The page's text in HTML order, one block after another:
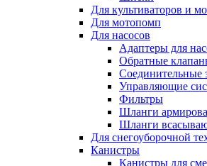
Для культиваторов и
Для мотопомп
Для насосов
Адаптеры для
Обратные
Соединительные
Управляющие
Фильтры
Шланги
Шланги
Для снегоуборочной
Канистры
Канистры для